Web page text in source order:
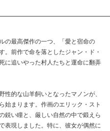
の最高傑作の一つ、「愛と宿命の
。前作で命を落としたジャン・ド・
に追いやった村人たちと運命に翻弄
的な山羊飼いとなったマノンが、
始まります。作画のエリック・スト
鋭い瞳と、厳しい自然の中で鍛えら
表現しました。特に、彼女が偶然に